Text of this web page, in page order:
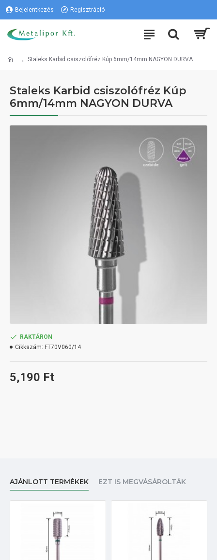
Bejelentkezés Regisztráció
Staleks Karbid csiszolófréz Kúp 6mm/14mm NAGYON DURVA
Staleks Karbid csiszolófréz Kúp
6mm/14mm NAGYON DURVA
5,190 Ft
RAKTÁRON
Cikkszám: FT70V060/14
AJÁNLOTT TERMÉKEK EZT IS MEGVÁSÁROLTÁK